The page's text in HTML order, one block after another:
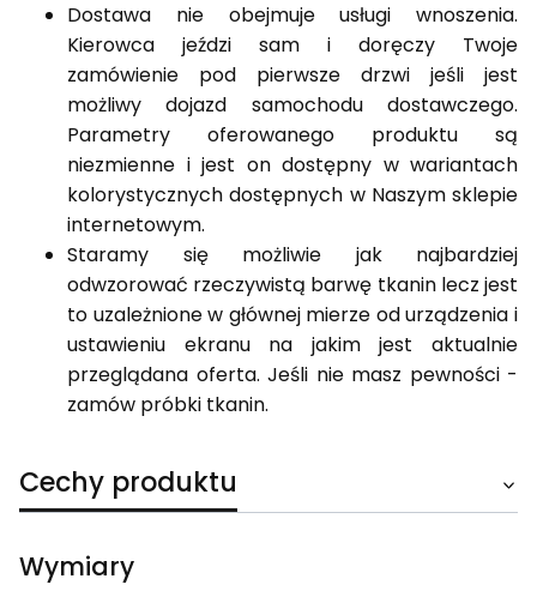
Dostawa nie obejmuje usługi wnoszenia.
Kierowca jeździ sam i doręczy Twoje
zamówienie pod pierwsze drzwi jeśli jest
możliwy dojazd samochodu dostawczego.
Parametry oferowanego produktu są
niezmienne i jest on dostępny w wariantach
kolorystycznych dostępnych w Naszym sklepie
internetowym.
Staramy się możliwie jak najbardziej
odwzorować rzeczywistą barwę tkanin lecz jest
to uzależnione w głównej mierze od urządzenia i
ustawieniu ekranu na jakim jest aktualnie
przeglądana oferta. Jeśli nie masz pewności -
zamów próbki tkanin.
Cechy produktu
Wymiary